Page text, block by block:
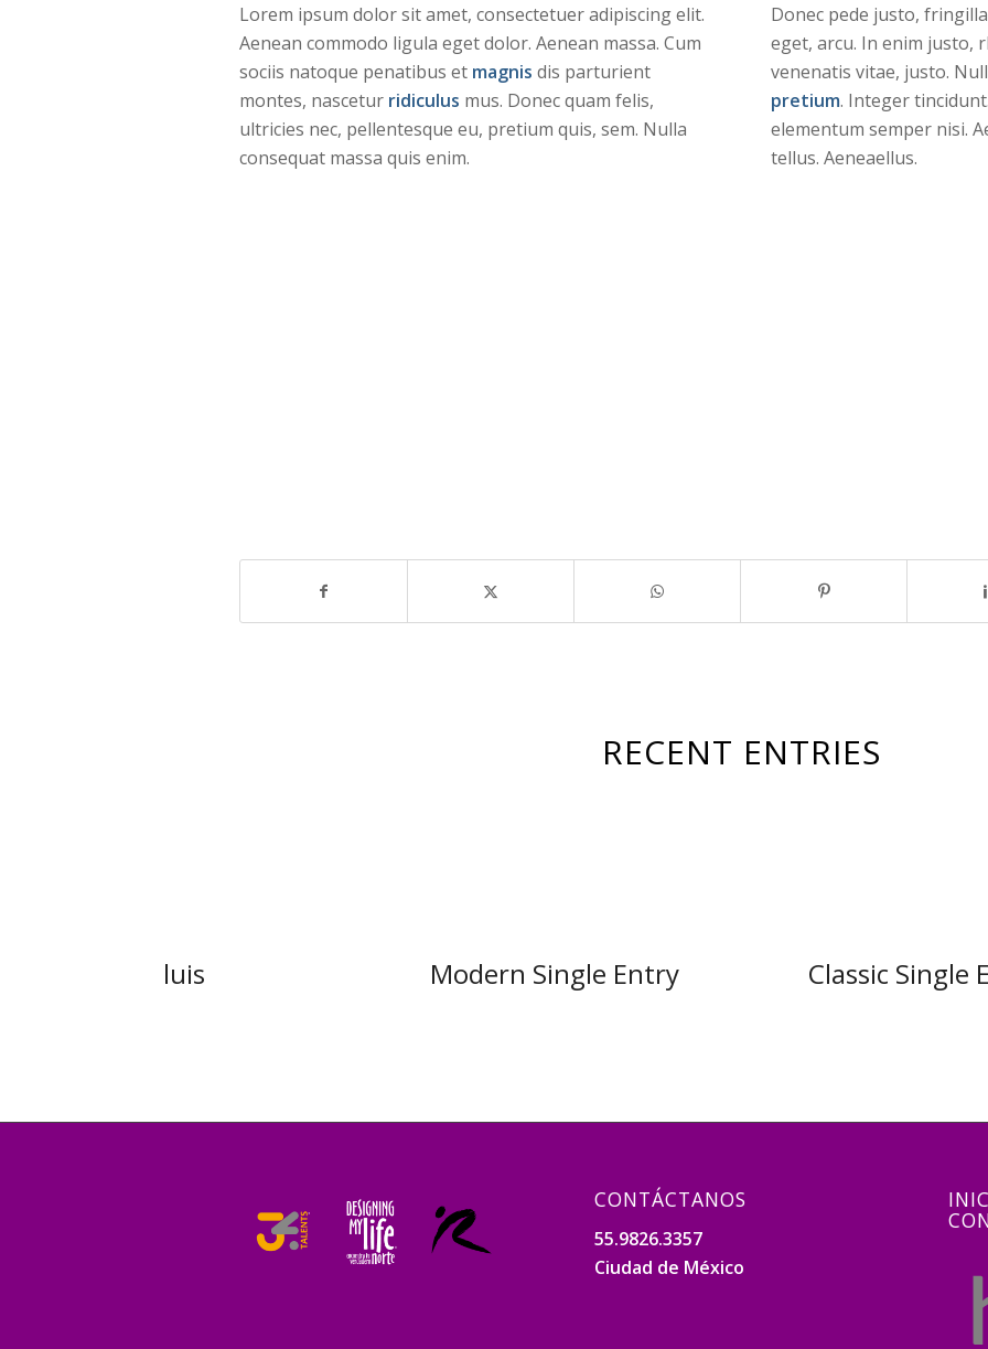
Lorem ipsum dolor sit amet, consectetuer adipiscing elit.
Aenean commodo ligula eget dolor. Aenean massa. Cum
sociis natoque penatibus et magnis dis parturient
montes, nascetur ridiculus mus. Donec quam felis,
ultricies nec, pellentesque eu, pretium quis, sem. Nulla
consequat massa quis enim.
Donec pede justo,
eget, arcu. In enim justo,
venenatis vitae, justo.
pretium. Integer
elementum semper nisi.
tellus. Aeneaellus.
RECENT ENTRIES
luis Modern Single Entry Classic Single
CONTÁCTANOS
55.9826.3357
Ciudad de México